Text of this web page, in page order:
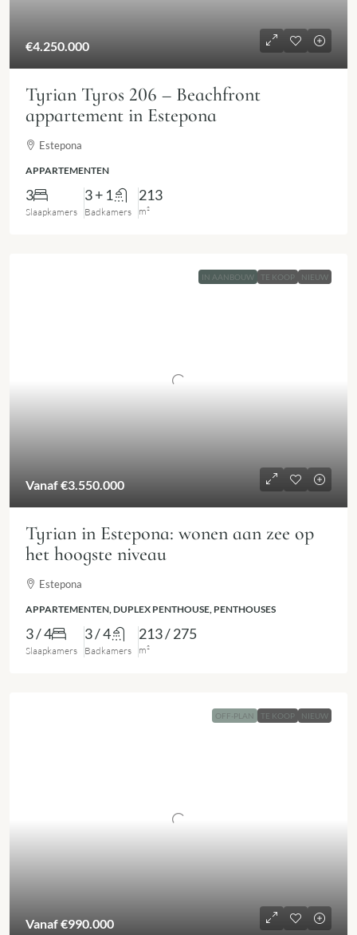
€4.250.000
Tyrian Tyros 206 – Beachfront
appartement in Estepona
Estepona
APPARTEMENTEN
3
Slaapkamers
3 + 1
Badkamers
213
m²
IN AANBOUW TE KOOP NIEUW
Vanaf€3.550.000
Tyrian in Estepona: wonen aan zee op
het hoogste niveau
Estepona
APPARTEMENTEN, DUPLEX PENTHOUSE, PENTHOUSES
3 / 4
Slaapkamers
3 / 4
Badkamers
213 / 275
m²
OFF-PLAN TE KOOP NIEUW
Vanaf€990.000